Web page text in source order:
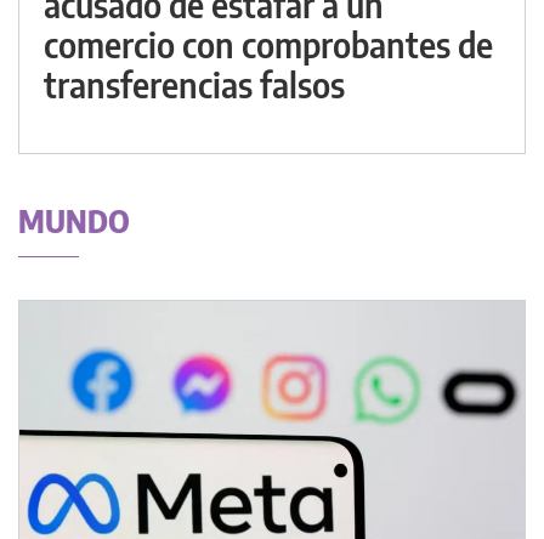
comercio con comprobantes de
transferencias falsos
MUNDO